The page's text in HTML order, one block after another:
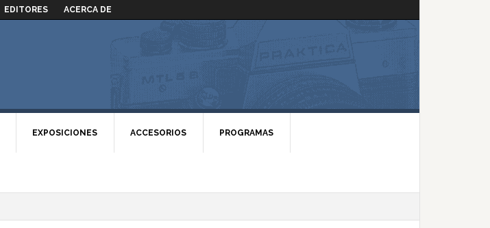
EDITORES ACERCA DE
EXPOSICIONES ACCESORIOS PROGRAMAS